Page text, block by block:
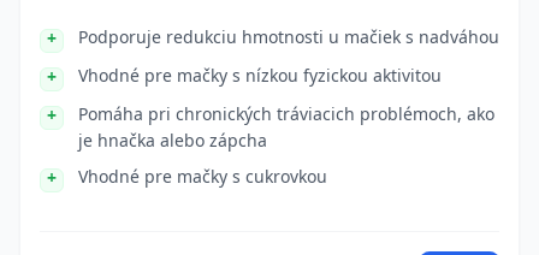
Podporuje redukciu hmotnosti u mačiek s nadváhou
Vhodné pre mačky s nízkou fyzickou aktivitou
Pomáha pri chronických tráviacich problémoch, ako
je hnačka alebo zápcha
Vhodné pre mačky s cukrovkou